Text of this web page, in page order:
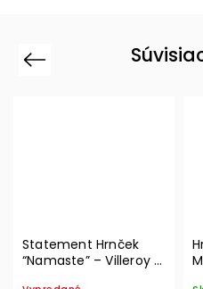
Previous
Statement Hrnček
“Namaste” – Villeroy &